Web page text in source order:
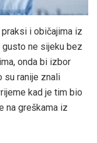
i običajima iz
gusto ne sijeku bez
onda bi izbor
su ranije znali
kad je tim bio
na greškama iz